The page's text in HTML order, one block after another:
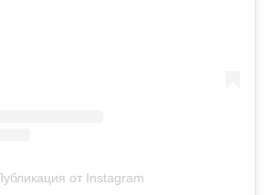
от Instagram